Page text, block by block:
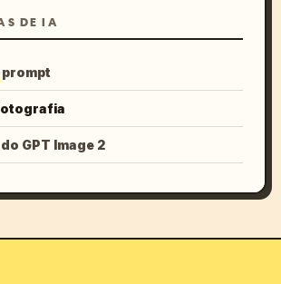
DE IA
prompt
GPT Image 2